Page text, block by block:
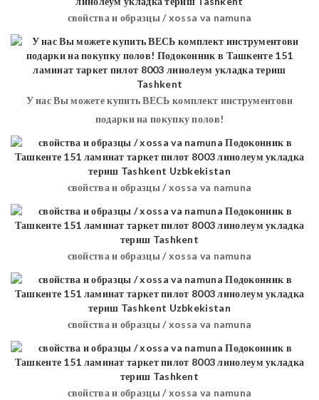
свойства и образцы / xossa va namuna
У нас Вы можете купить ВЕСЬ комплект инструментови
подарки на покупку полов!
свойства и образцы / xossa va namuna
свойства и образцы / xossa va namuna
свойства и образцы / xossa va namuna
свойства и образцы / xossa va namuna